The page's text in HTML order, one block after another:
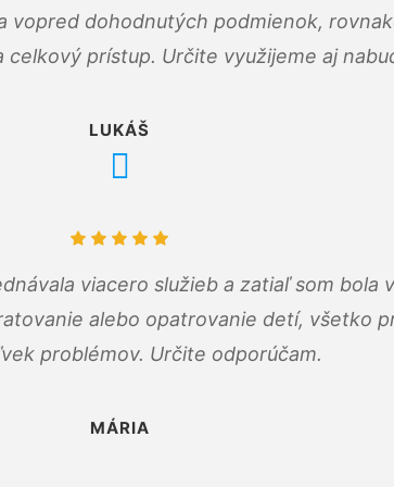
vopred dohodnutých podmienok,
celkový prístup. Určite využijeme aj
LUKÁŠ
viacero služieb a zatiaľ som bola
alebo opatrovanie detí, všetko
problémov. Určite odporúčam.
MÁRIA